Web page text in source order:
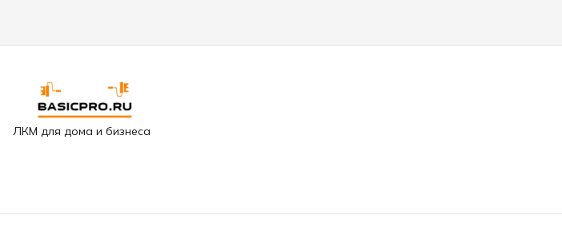
ЛКМ для дома и бизнеса